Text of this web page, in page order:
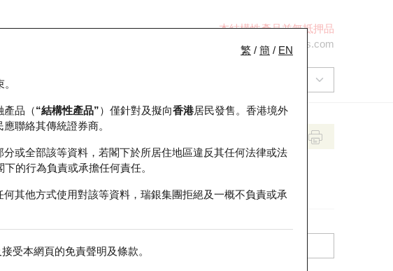
本結構性產品並無抵押品
ol-hkwarrants@ubs.com
繁 / 簡 / EN
產品（“結構性產品”）僅針對及擬向香港居民發售。香港境外
聯絡其傳統證券商。
或全部該等資料，若閣下於所居住地區違反其任何法律或法
下的行為負責或承擔任何責任。
其他方式使用對該等資料，瑞銀集團拒絕及一概不負責或承
受本網頁的免責聲明及條款。